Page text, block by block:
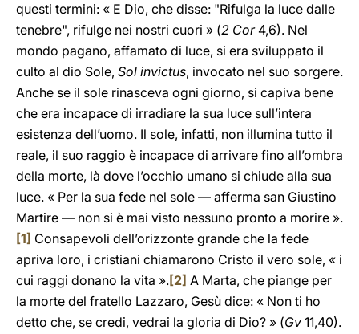
questi termini: « E Dio, che disse: "Rifulga la luce dalle
tenebre", rifulge nei nostri cuori » (2 Cor 4,6). Nel
mondo pagano, affamato di luce, si era sviluppato il
culto al dio Sole, Sol invictus, invocato nel suo sorgere.
Anche se il sole rinasceva ogni giorno, si capiva bene
che era incapace di irradiare la sua luce sull’intera
esistenza dell’uomo. Il sole, infatti, non illumina tutto il
reale, il suo raggio è incapace di arrivare fino all’ombra
della morte, là dove l’occhio umano si chiude alla sua
luce. « Per la sua fede nel sole — afferma san Giustino
Martire — non si è mai visto nessuno pronto a morire ».
[1] Consapevoli dell’orizzonte grande che la fede
apriva loro, i cristiani chiamarono Cristo il vero sole, « i
cui raggi donano la vita ».[2] A Marta, che piange per
la morte del fratello Lazzaro, Gesù dice: « Non ti ho
detto che, se credi, vedrai la gloria di Dio? » (Gv 11,40).